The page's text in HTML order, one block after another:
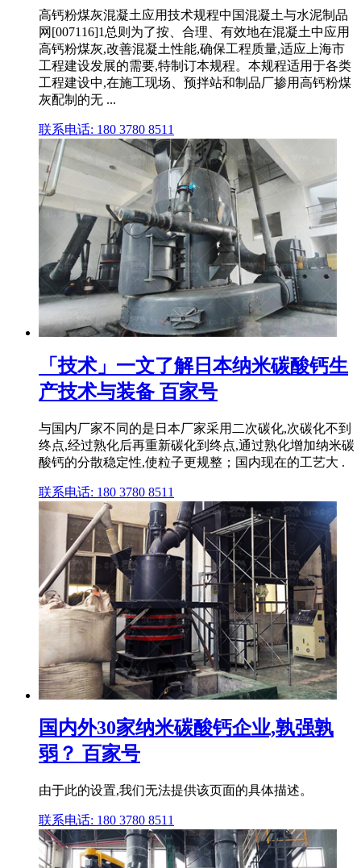
高钙粉煤灰混凝土应用技术规程中国混凝土与水泥制品
网[007116]1总则为了按、合理、有效地在混凝土中应用
高钙粉煤灰,改善混凝土性能,确保工程质量,适应上海市
工程建设发展的需要,特制订本规程。本规程适用于各类
工程建设中,在施工现场、预拌站和制品厂掺用高钙粉煤
灰配制的无 ...
联系电话: 180 3780 8511
「技术」一文了解日本纳米碳酸钙生
产技术与装备 百家号
与国内厂家不同的是日本厂家采用二次碳化,次碳化不到
终点,经过熟化后再重新碳化到终点,通过熟化增加纳米碳
酸钙的分散稳定性,使粒子更规整；国内现在的工艺大 .
联系电话: 180 3780 8511
国内外30家纳米碳酸钙企业,孰强孰
弱？ 百家号
由于此的设置,我们无法提供该页面的具体描述。
联系电话: 180 3780 8511